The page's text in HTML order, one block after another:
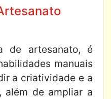
de artesanato, é
manuais
a criatividade e a
além de ampliar a